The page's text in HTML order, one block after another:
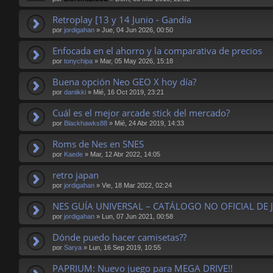
Retroplay [13 y 14 Junio - Gandía
por jordigahan » Jue, 04 Jun 2026, 00:50
Enfocada en el ahorro y la comparativa de precios
por tonychipa » Mar, 05 May 2026, 15:18
Buena opción Neo GEO X hoy día?
por daniikki » Mié, 16 Oct 2019, 23:21
Cuál es el mejor arcade stick del mercado?
por Blackhawks88 » Mié, 24 Abr 2019, 14:33
Roms de Nes en SNES
por Kaede » Mar, 12 Abr 2022, 14:05
retro japan
por jordigahan » Vie, 18 Mar 2022, 02:24
NES GUÍA UNIVERSAL – CATÁLOGO NO OFICIAL DE
por jordigahan » Lun, 07 Jun 2021, 00:58
Dónde puedo hacer camisetas??
por Sarya » Lun, 16 Sep 2019, 10:55
PAPRIUM: Nuevo juego para MEGA DRIVE!!